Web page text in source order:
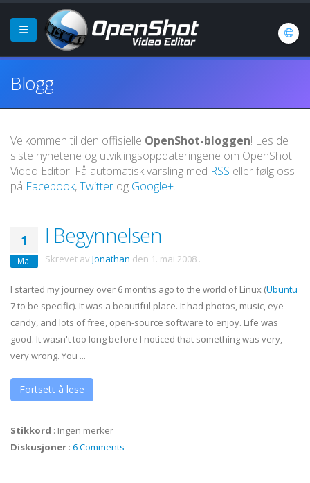
Blogg
Velkommen til den offisielle OpenShot-bloggen! Les de
siste nyhetene og utviklingsoppdateringene om OpenShot
Video Editor. Få automatisk varsling med RSS eller følg oss
på Facebook,Twitter og Google+.
1
Mai
I Begynnelsen
Skrevet av Jonathan den 1. mai 2008 .
I started my journey over 6 months ago to the world of Linux (Ubuntu
7 to be specific). It was a beautiful place. It had photos, music, eye
candy, and lots of free, open-source software to enjoy. Life was
good. It wasn't too long before I noticed that something was very,
very wrong. You ...
Fortsett å lese
Stikkord : Ingen merker
Diskusjoner : 6 Comments